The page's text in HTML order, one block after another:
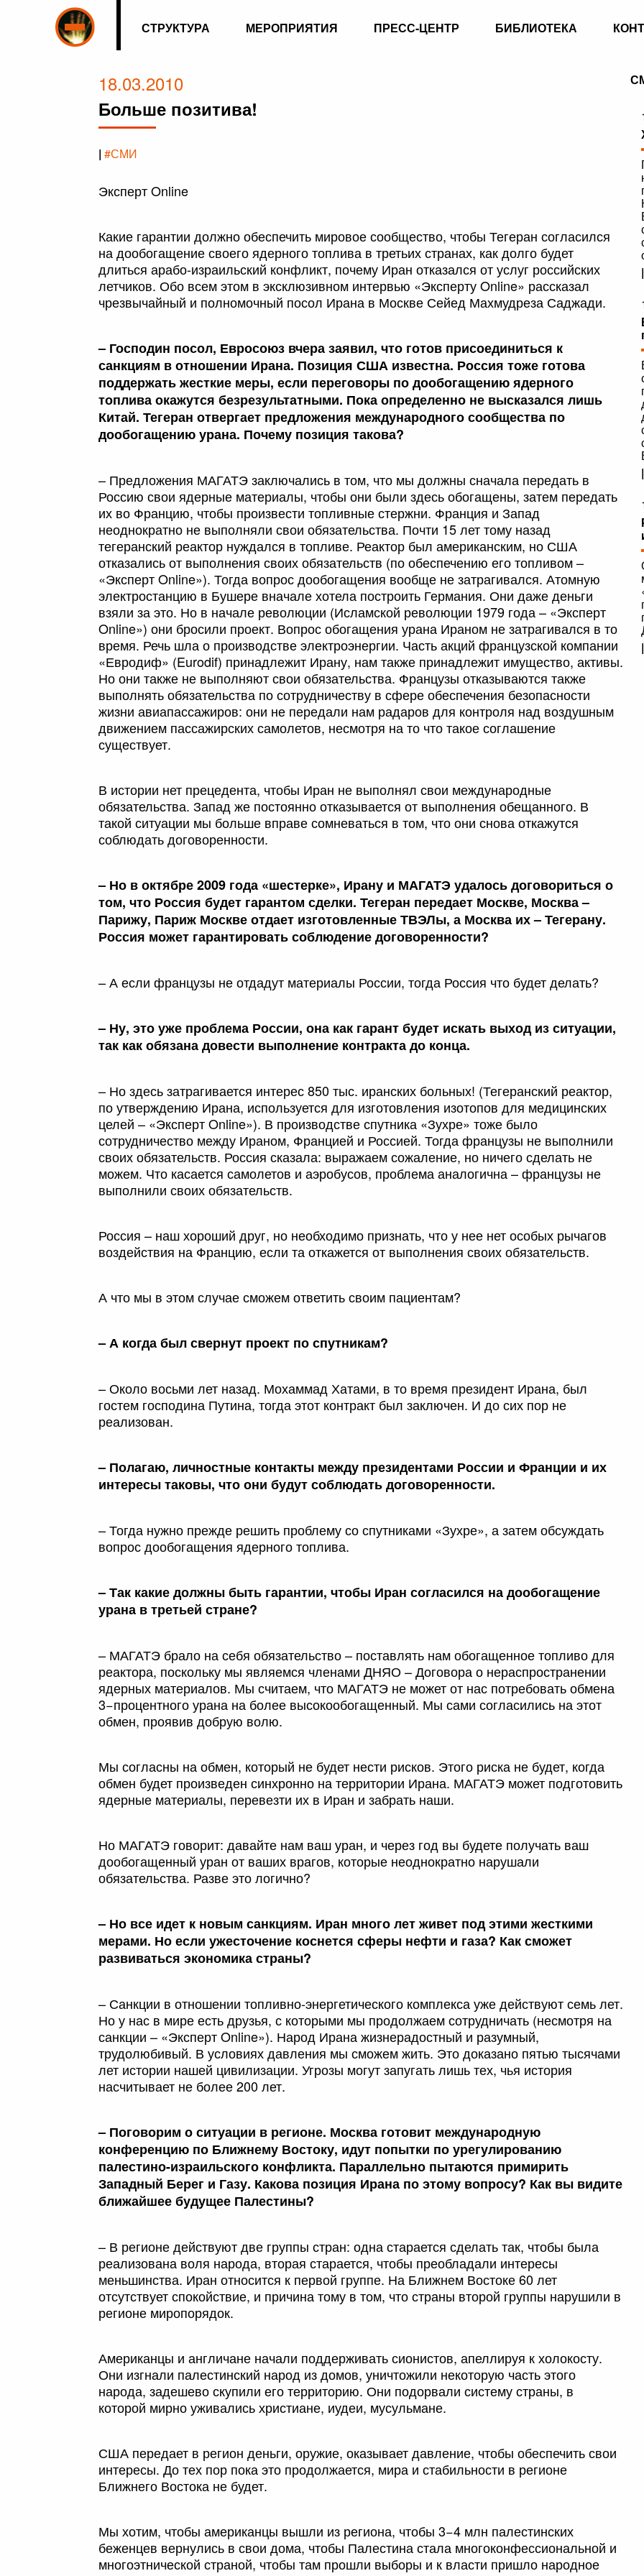
СТРУКТУРА МЕРОПРИЯТИЯ ПРЕСС-ЦЕНТР БИБЛИОТЕКА
18.03.2010
Больше позитива!
| #СМИ
Эксперт Online
Какие гарантии должно обеспечить мировое сообщество, чтобы Тегеран согласился
на дообогащение своего ядерного топлива в третьих странах, как долго будет
длиться арабо-израильский конфликт, почему Иран отказался от услуг российских
летчиков. Обо всем этом в эксклюзивном интервью «Эксперту Online» рассказал
чрезвычайный и полномочный посол Ирана в Москве Сейед Махмудреза Саджади.
– Господин посол, Евросоюз вчера заявил, что готов присоединиться к
санкциям в отношении Ирана. Позиция США известна. Россия тоже готова
поддержать жесткие меры, если переговоры по дообогащению ядерного
топлива окажутся безрезультатными. Пока определенно не высказался лишь
Китай. Тегеран отвергает предложения международного сообщества по
дообогащению урана. Почему позиция такова?
– Предложения МАГАТЭ заключались в том, что мы должны сначала передать в
Россию свои ядерные материалы, чтобы они были здесь обогащены, затем передать
их во Францию, чтобы произвести топливные стержни. Франция и Запад
неоднократно не выполняли свои обязательства. Почти 15 лет тому назад
тегеранский реактор нуждался в топливе. Реактор был американским, но США
отказались от выполнения своих обязательств (по обеспечению его топливом –
«Эксперт Online»). Тогда вопрос дообогащения вообще не затрагивался. Атомную
электростанцию в Бушере вначале хотела построить Германия. Они даже деньги
взяли за это. Но в начале революции (Исламской революции 1979 года – «Эксперт
Online») они бросили проект. Вопрос обогащения урана Ираном не затрагивался в то
время. Речь шла о производстве электроэнергии. Часть акций французской компании
«Евродиф» (Eurodif) принадлежит Ирану, нам также принадлежит имущество, активы.
Но они также не выполняют свои обязательства. Французы отказываются также
выполнять обязательства по сотрудничеству в сфере обеспечения безопасности
жизни авиапассажиров: они не передали нам радаров для контроля над воздушным
движением пассажирских самолетов, несмотря на то что такое соглашение
существует.
В истории нет прецедента, чтобы Иран не выполнял свои международные
обязательства. Запад же постоянно отказывается от выполнения обещанного. В
такой ситуации мы больше вправе сомневаться в том, что они снова откажутся
соблюдать договоренности.
– Но в октябре 2009 года «шестерке», Ирану и МАГАТЭ удалось договориться о
том, что Россия будет гарантом сделки. Тегеран передает Москве, Москва –
Парижу, Париж Москве отдает изготовленные ТВЭЛы, а Москва их – Тегерану.
Россия может гарантировать соблюдение договоренности?
– А если французы не отдадут материалы России, тогда Россия что будет делать?
– Ну, это уже проблема России, она как гарант будет искать выход из ситуации,
так как обязана довести выполнение контракта до конца.
– Но здесь затрагивается интерес 850 тыс. иранских больных! (Тегеранский реактор,
по утверждению Ирана, используется для изготовления изотопов для медицинских
целей – «Эксперт Online»). В производстве спутника «Зухре» тоже было
сотрудничество между Ираном, Францией и Россией. Тогда французы не выполнили
своих обязательств. Россия сказала: выражаем сожаление, но ничего сделать не
можем. Что касается самолетов и аэробусов, проблема аналогична – французы не
выполнили своих обязательств.
Россия – наш хороший друг, но необходимо признать, что у нее нет особых рычагов
воздействия на Францию, если та откажется от выполнения своих обязательств.
А что мы в этом случае сможем ответить своим пациентам?
– А когда был свернут проект по спутникам?
– Около восьми лет назад. Мохаммад Хатами, в то время президент Ирана, был
гостем господина Путина, тогда этот контракт был заключен. И до сих пор не
реализован.
– Полагаю, личностные контакты между президентами России и Франции и их
интересы таковы, что они будут соблюдать договоренности.
– Тогда нужно прежде решить проблему со спутниками «Зухре», а затем обсуждать
вопрос дообогащения ядерного топлива.
– Так какие должны быть гарантии, чтобы Иран согласился на дообогащение
урана в третьей стране?
– МАГАТЭ брало на себя обязательство – поставлять нам обогащенное топливо для
реактора, поскольку мы являемся членами ДНЯО – Договора о нераспространении
ядерных материалов. Мы считаем, что МАГАТЭ не может от нас потребовать обмена
3−процентного урана на более высокообогащенный. Мы сами согласились на этот
обмен, проявив добрую волю.
Мы согласны на обмен, который не будет нести рисков. Этого риска не будет, когда
обмен будет произведен синхронно на территории Ирана. МАГАТЭ может подготовить
ядерные материалы, перевезти их в Иран и забрать наши.
Но МАГАТЭ говорит: давайте нам ваш уран, и через год вы будете получать ваш
дообогащенный уран от ваших врагов, которые неоднократно нарушали
обязательства. Разве это логично?
– Но все идет к новым санкциям. Иран много лет живет под этими жесткими
мерами. Но если ужесточение коснется сферы нефти и газа? Как сможет
развиваться экономика страны?
– Санкции в отношении топливно-энергетического комплекса уже действуют семь лет.
Но у нас в мире есть друзья, с которыми мы продолжаем сотрудничать (несмотря на
санкции – «Эксперт Online»). Народ Ирана жизнерадостный и разумный,
трудолюбивый. В условиях давления мы сможем жить. Это доказано пятью тысячами
лет истории нашей цивилизации. Угрозы могут запугать лишь тех, чья история
насчитывает не более 200 лет.
– Поговорим о ситуации в регионе. Москва готовит международную
конференцию по Ближнему Востоку, идут попытки по урегулированию
палестино-израильского конфликта. Параллельно пытаются примирить
Западный Берег и Газу. Какова позиция Ирана по этому вопросу? Как вы видите
ближайшее будущее Палестины?
– В регионе действуют две группы стран: одна старается сделать так, чтобы была
реализована воля народа, вторая старается, чтобы преобладали интересы
меньшинства. Иран относится к первой группе. На Ближнем Востоке 60 лет
отсутствует спокойствие, и причина тому в том, что страны второй группы нарушили в
регионе миропорядок.
Американцы и англичане начали поддерживать сионистов, апеллируя к холокосту.
Они изгнали палестинский народ из домов, уничтожили некоторую часть этого
народа, задешево скупили его территорию. Они подорвали систему страны, в
которой мирно уживались христиане, иудеи, мусульмане.
США передает в регион деньги, оружие, оказывает давление, чтобы обеспечить свои
интересы. До тех пор пока это продолжается, мира и стабильности в регионе
Ближнего Востока не будет.
Мы хотим, чтобы американцы вышли из региона, чтобы 3−4 млн палестинских
беженцев вернулись в свои дома, чтобы Палестина стала многоконфессиональной и
многоэтнической страной, чтобы там прошли выборы и к власти пришло народное
|
|
|